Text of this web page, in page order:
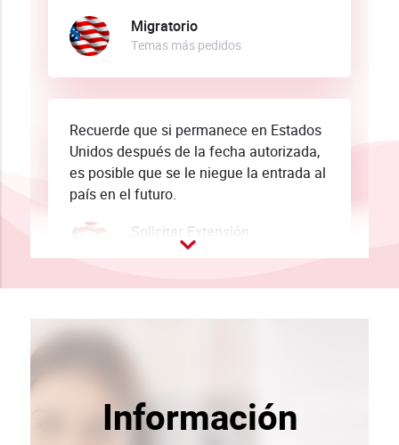
Migratorio
Temas más pedidos
Recuerde que si permanece en Estados
Unidos después de la fecha autorizada,
es posible que se le niegue la entrada al
país en el futuro.
Solicitar Extensión
Estadía en Estados Unidos
El Gobierno de Estados Unidos ofrece
extranjeros que necesitan asilo o refugio
debido a catástrofes, opresión,
emergencias médicas u otras
Información